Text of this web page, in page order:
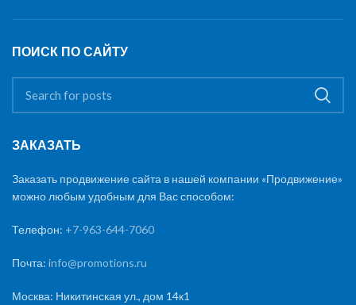
ПОИСК ПО САЙТУ
ЗАКАЗАТЬ
Заказать продвижение сайта в нашей компании «Продвижение»
можно любым удобным для Вас способом:
Телефон: +7-963-644-7060
Почта: info@promotions.ru
Москва: Никитинская ул., дом 14к1